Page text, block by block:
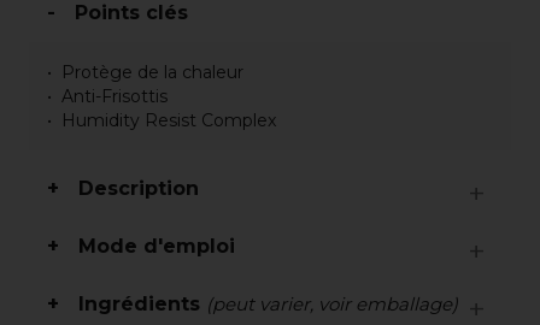
Points clés
Protège de la chaleur
Anti-Frisottis
Humidity Resist Complex
Description
Mode d'emploi
Ingrédients (peut varier, voir emballage)